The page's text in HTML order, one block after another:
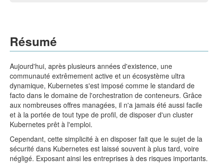
Résumé
Aujourd'hui, après plusieurs années d'existence, une
communauté extrêmement active et un écosystème ultra
dynamique, Kubernetes s'est imposé comme le standard de
facto dans le domaine de l'orchestration de conteneurs. Grâce
aux nombreuses offres managées, il n'a jamais été aussi facile
et à la portée de tout type de profil, de disposer d'un cluster
Kubernetes prêt à l'emploi.
Cependant, cette simplicité à en disposer fait que le sujet de la
sécurité dans Kubernetes est laissé souvent à plus tard, voire
négligé. Exposant ainsi les entreprises à des risques importants.